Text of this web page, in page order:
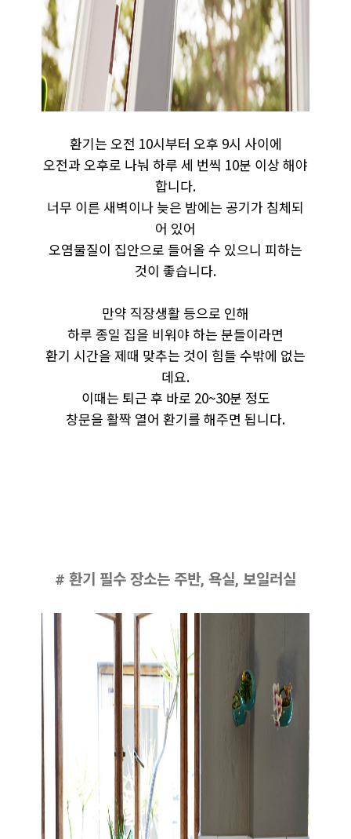
환기는 오전 10시부터 오후 9시 사이에
오전과 오후로 나눠 하루 세 번씩 10분 이상 해야
합니다.
너무 이른 새벽이나 늦은 밤에는 공기가 침체되
어 있어
오염물질이 집안으로 들어올 수 있으니 피하는
것이 좋습니다.
만약 직장생활 등으로 인해
하루 종일 집을 비워야 하는 분들이라면
환기 시간을 제때 맞추는 것이 힘들 수밖에 없는
데요.
이때는 퇴근 후 바로 20~30분 정도
창문을 활짝 열어 환기를 해주면 됩니다.
# 환기 필수 장소는 주반, 욕실, 보일러실